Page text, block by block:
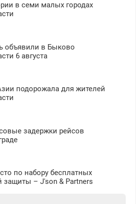
в семи малых городах
объявили в Быково
6 августа
подорожала для жителей
задержки рейсов
по набору бесплатных
– J'son & Partners